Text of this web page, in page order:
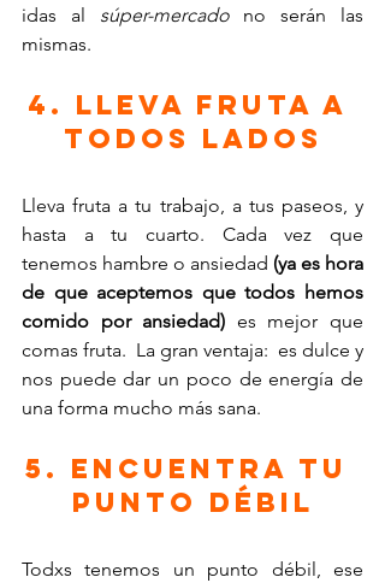
idas al súper-mercado no serán las
mismas.
4. Lleva fruta a
todos lados
Lleva fruta a tu trabajo, a tus paseos, y
hasta a tu cuarto. Cada vez que
tenemos hambre o ansiedad (ya es hora
de que aceptemos que todos hemos
comido por ansiedad) es mejor que
comas fruta.  La gran ventaja:  es dulce y
nos puede dar un poco de energía de
una forma mucho más sana.
5. Encuentra tu
punto débil
Todxs tenemos un punto débil, ese